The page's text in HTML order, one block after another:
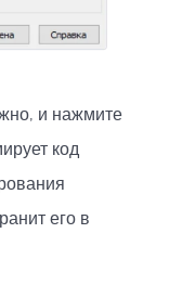
и нажмите
код
его в